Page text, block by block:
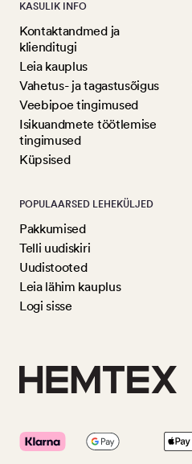
KASULIK INFO
Kontaktandmed ja
klienditugi
Leia kauplus
Vahetus- ja tagastusõigus
Veebipoe tingimused
Isikuandmete töötlemise
tingimused
Küpsised
POPULAARSED LEHEKÜLJED
Pakkumised
Telli uudiskiri
Uudistooted
Leia lähim kauplus
Logi sisse